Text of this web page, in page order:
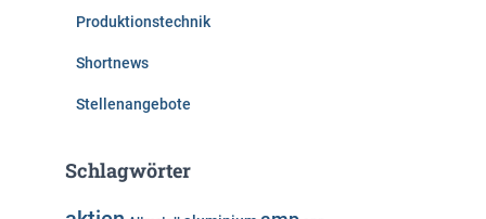
Produktionstechnik
Shortnews
Stellenangebote
Schlagwörter